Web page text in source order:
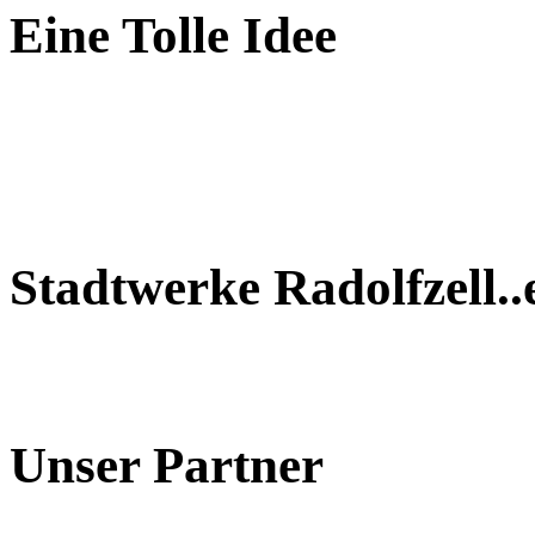
Eine Tolle Idee
Stadtwerke
Unser Partner